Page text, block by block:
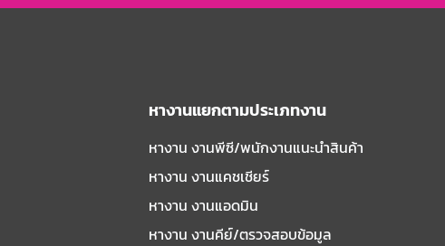
หางานแยกตามประเภทงาน
หางาน งานพีซี/พนักงานแนะนําสินค้า
หางาน งานแคชเชียร์
หางาน งานแอดมิน
หางาน งานคีย์/ตรวจสอบข้อมูล